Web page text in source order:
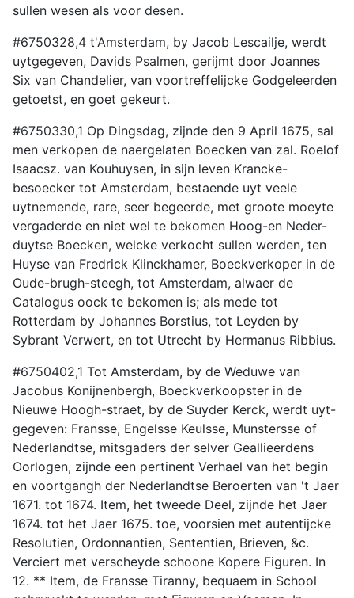
sullen wesen als voor desen.
#6750328,4 t'Amsterdam, by Jacob Lescailje, werdt
uytgegeven, Davids Psalmen, gerijmt door Joannes
Six van Chandelier, van voortreffelijcke Godgeleerden
getoetst, en goet gekeurt.
#6750330,1 Op Dingsdag, zijnde den 9 April 1675, sal
men verkopen de naergelaten Boecken van zal. Roelof
Isaacsz. van Kouhuysen, in sijn leven Krancke-
besoecker tot Amsterdam, bestaende uyt veele
uytnemende, rare, seer begeerde, met groote moeyte
vergaderde en niet wel te bekomen Hoog-en Neder-
duytse Boecken, welcke verkocht sullen werden, ten
Huyse van Fredrick Klinckhamer, Boeckverkoper in de
Oude-brugh-steegh, tot Amsterdam, alwaer de
Catalogus oock te bekomen is; als mede tot
Rotterdam by Johannes Borstius, tot Leyden by
Sybrant Verwert, en tot Utrecht by Hermanus Ribbius.
#6750402,1 Tot Amsterdam, by de Weduwe van
Jacobus Konijnenbergh, Boeckverkoopster in de
Nieuwe Hoogh-straet, by de Suyder Kerck, werdt uyt-
gegeven: Fransse, Engelsse Keulsse, Munstersse of
Nederlandtse, mitsgaders der selver Geallieerdens
Oorlogen, zijnde een pertinent Verhael van het begin
en voortgangh der Nederlandtse Beroerten van 't Jaer
1671. tot 1674. Item, het tweede Deel, zijnde het Jaer
1674. tot het Jaer 1675. toe, voorsien met autentijcke
Resolutien, Ordonnantien, Sententien, Brieven, &c.
Verciert met verscheyde schoone Kopere Figuren. In
12. ** Item, de Fransse Tiranny, bequaem in School